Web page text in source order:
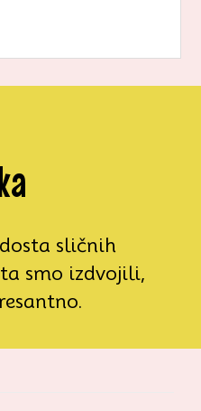
sličnih
smo izdvojili,